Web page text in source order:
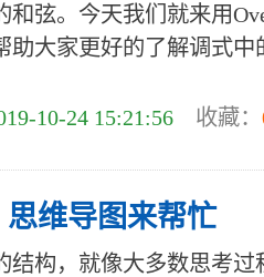
和弦。今天我们就来用
助大家更好的了解调式
10-24 15:21:56 收藏：
维导图来帮忙
结构，就像大多数思考